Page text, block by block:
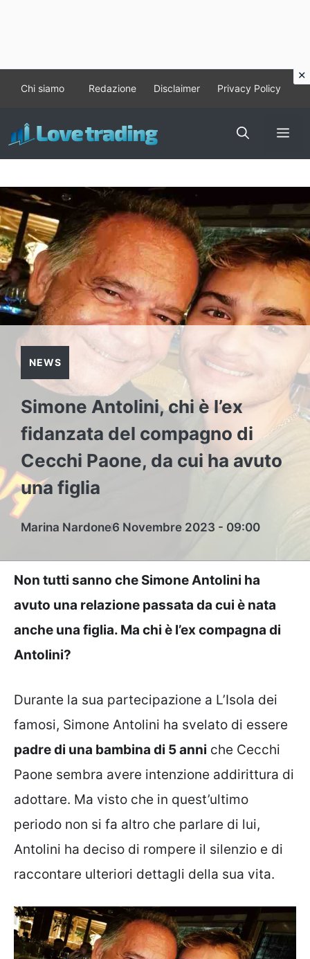
contenuto
Chi siamo Redazione Disclaimer Privacy Policy
NEWS
Simone Antolini, chi è l’ex
fidanzata del compagno di
Cecchi Paone, da cui ha avuto
una figlia
Marina Nardone6 Novembre 2023 - 09:00
Non tutti sanno che Simone Antolini ha
avuto una relazione passata da cui è nata
anche una figlia. Ma chi è l’ex compagna di
Antolini?
Durante la sua partecipazione a L’Isola dei
famosi, Simone Antolini ha svelato di essere
padre di una bambina di 5 anni che Cecchi
Paone sembra avere intenzione addirittura di
adottare. Ma visto che in quest’ultimo
periodo non si fa altro che parlare di lui,
Antolini ha deciso di rompere il silenzio e di
raccontare ulteriori dettagli della sua vita.